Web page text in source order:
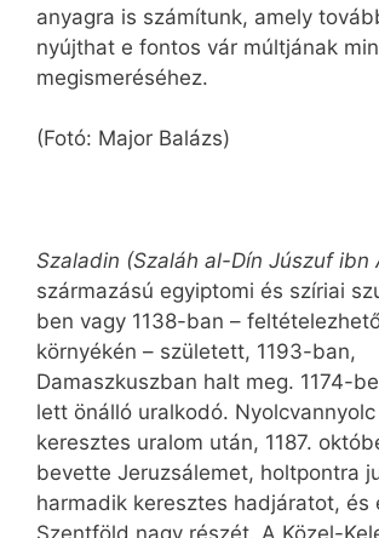
anyagra is számítunk, amely
nyújthat e fontos vár múltjának
megismeréséhez.
(Fotó: Major Balázs)
Szaladin (Szaláh al-Dín Júszuf ibn
származású egyiptomi és szíriai
ben vagy 1138-ban –
környékén – született, 1193-ban,
Damaszkuszban halt meg. 1174-
lett önálló uralkodó.
keresztes uralom után, 1187.
bevette Jeruzsálemet, holtpontra
harmadik keresztes hadjáratot, és